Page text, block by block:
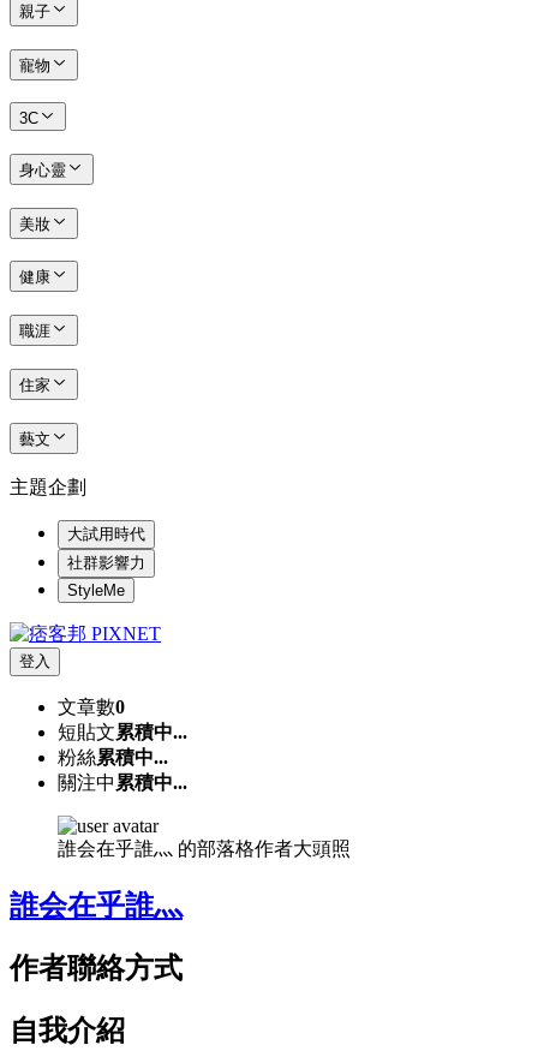
親子
寵物
3C
身心靈
美妝
健康
職涯
住家
藝文
主題企劃
大試用時代
社群影響力
StyleMe
登入
文章數0
短貼文累積中...
粉絲累積中...
關注中 累積中...
誰会在乎誰灬 的部落格作者大頭照
誰会在乎誰灬
作者聯絡方式
自我介紹